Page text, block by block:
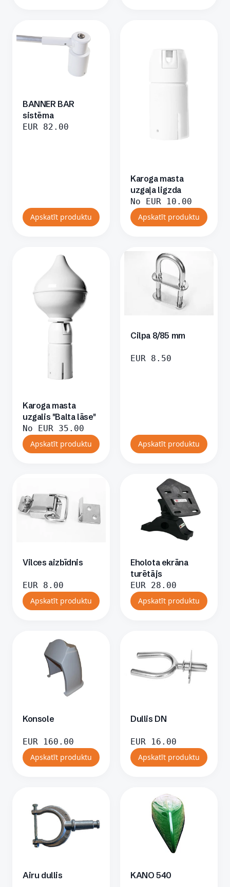
BANNER BAR
sistēma
EUR 82.00
Apskatīt produktu
Karoga masta
uzgaļa ligzda
No EUR
10.00
Apskatīt produktu
Karoga masta
uzgalis "Balta lāse"
No EUR 35.00
Apskatīt produktu
Cilpa 8/85 mm
EUR 8.50
Apskatīt produktu
Vilces aizbīdnis
EUR
8.00
Apskatīt produktu
Eholota ekrāna
turētājs
EUR
28.00
Apskatīt produktu
Konsole
EUR
160.00
Apskatīt produktu
Dullis DN
EUR
16.00
Apskatīt produktu
Airu dullis KANO 540